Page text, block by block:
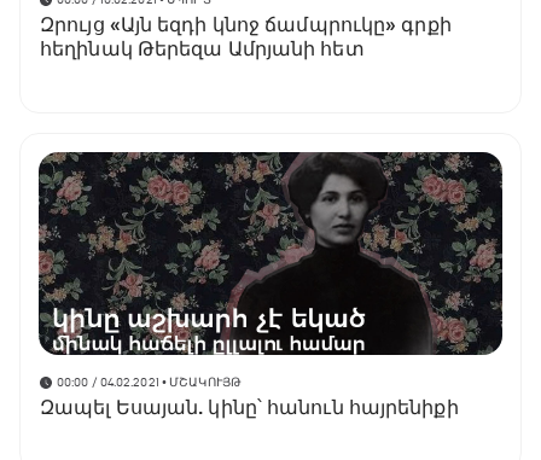
Զրույց «Այն եզդի կնոջ ճամպրուկը» գրքի
հեղինակ Թերեզա Ամրյանի հետ
00:00 / 04.02.2021 • ՄՇԱԿՈՒՅԹ
Զապել Եսայան. կինը՝ հանուն հայրենիքի